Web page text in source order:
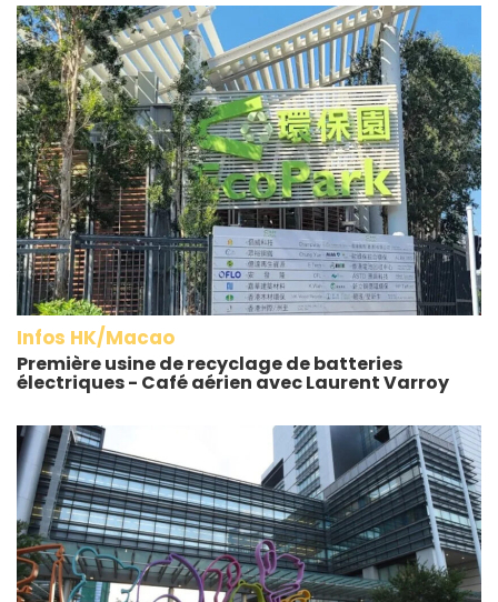
Infos HK/Macao
Première usine de recyclage de batteries
électriques - Café aérien avec Laurent Varroy